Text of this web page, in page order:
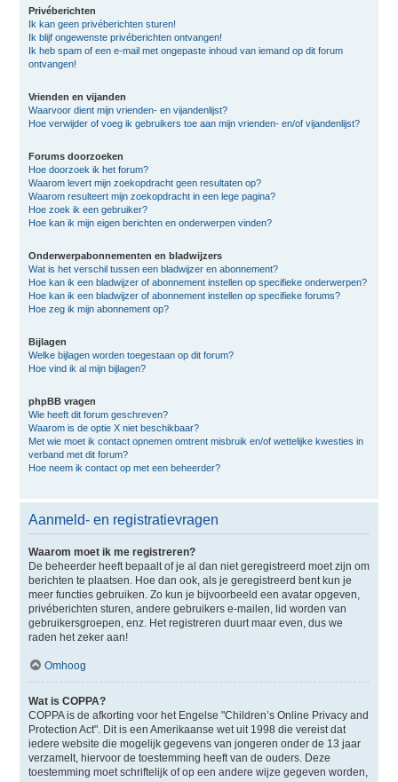
Privéberichten
Ik kan geen privéberichten sturen!
Ik blijf ongewenste privéberichten ontvangen!
Ik heb spam of een e-mail met ongepaste inhoud van iemand op dit forum
ontvangen!
Vrienden en vijanden
Waarvoor dient mijn vrienden- en vijandenlijst?
Hoe verwijder of voeg ik gebruikers toe aan mijn vrienden- en/of vijandenlijst?
Forums doorzoeken
Hoe doorzoek ik het forum?
Waarom levert mijn zoekopdracht geen resultaten op?
Waarom resulteert mijn zoekopdracht in een lege pagina?
Hoe zoek ik een gebruiker?
Hoe kan ik mijn eigen berichten en onderwerpen vinden?
Onderwerpabonnementen en bladwijzers
Wat is het verschil tussen een bladwijzer en abonnement?
Hoe kan ik een bladwijzer of abonnement instellen op specifieke onderwerpen?
Hoe kan ik een bladwijzer of abonnement instellen op specifieke forums?
Hoe zeg ik mijn abonnement op?
Bijlagen
Welke bijlagen worden toegestaan op dit forum?
Hoe vind ik al mijn bijlagen?
phpBB vragen
Wie heeft dit forum geschreven?
Waarom is de optie X niet beschikbaar?
Met wie moet ik contact opnemen omtrent misbruik en/of wettelijke kwesties in
verband met dit forum?
Hoe neem ik contact op met een beheerder?
Aanmeld- en registratievragen
Waarom moet ik me registreren?
De beheerder heeft bepaalt of je al dan niet geregistreerd moet zijn om
berichten te plaatsen. Hoe dan ook, als je geregistreerd bent kun je
meer functies gebruiken. Zo kun je bijvoorbeeld een avatar opgeven,
privéberichten sturen, andere gebruikers e-mailen, lid worden van
gebruikersgroepen, enz. Het registreren duurt maar even, dus we
raden het zeker aan!
Omhoog
Wat is COPPA?
COPPA is de afkorting voor het Engelse "Children’s Online Privacy and
Protection Act". Dit is een Amerikaanse wet uit 1998 die vereist dat
iedere website die mogelijk gegevens van jongeren onder de 13 jaar
verzamelt, hiervoor de toestemming heeft van de ouders. Deze
toestemming moet schriftelijk of op een andere wijze gegeven worden,